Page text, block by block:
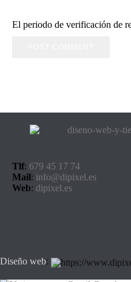
El periodo de verificación de
Tlf: 679 45 17 74
Mail: info@dipixel.es
Web: dipixel.es
Diseño web: